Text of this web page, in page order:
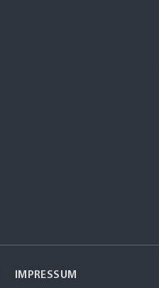
IMPRESSUM